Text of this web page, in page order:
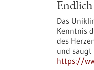
Endlich
Das
Kenntnis
des
und saugt
https://